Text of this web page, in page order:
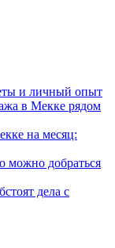
и личный опыт
в Мекке рядом
на месяц:
можно добраться
дела с